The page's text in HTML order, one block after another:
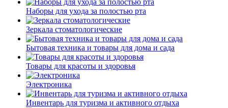
Наборы для ухода за полостью рта
Зеркала стоматологические
Бытовая техника и товары для дома и сада
Товары для красоты и здоровья
Электроника
Инвентарь для туризма и активного отдыха